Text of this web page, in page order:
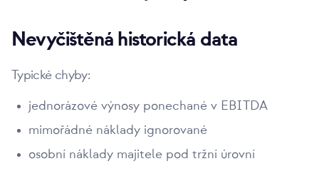
Nevyčištěná historická data
Typické chyby:
jednorázové výnosy ponechané v EBITDA
mimořádné náklady ignorované
osobní náklady majitele pod tržní úrovní